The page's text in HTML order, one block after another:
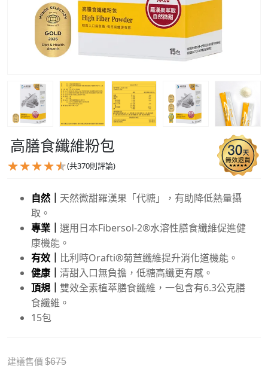
高膳食纖維粉包
(共370則評論)
自然｜ 天然微甜羅漢果「代糖」，有助降低熱量攝
取。
專業｜ 選用日本Fibersol-2®水溶性膳食纖維促進健
康機能。
有效｜ 比利時Orafti®菊苣纖維提升消化道機能。
健康｜ 清甜入口無負擔，低糖高纖更有感。
頂規｜ 雙效全素植萃膳食纖維，一包含有6.3公克膳
食纖維。
15包
建議售價 $675